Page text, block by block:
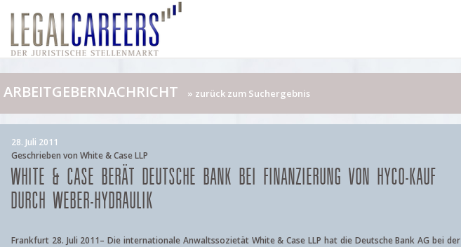
ARBEITGEBERNACHRICHT » zurück zum Suchergebnis
28. Juli 2011
Geschrieben von White & Case LLP
WHITE & CASE BERÄT DEUTSCHE BANK BEI FINANZIERUNG VON HYCO-KAUF
DURCH WEBER-HYDRAULIK
Frankfurt 28. Juli 2011– Die internationale Anwaltssozietät White & Case LLP hat die Deutsche Bank AG bei der